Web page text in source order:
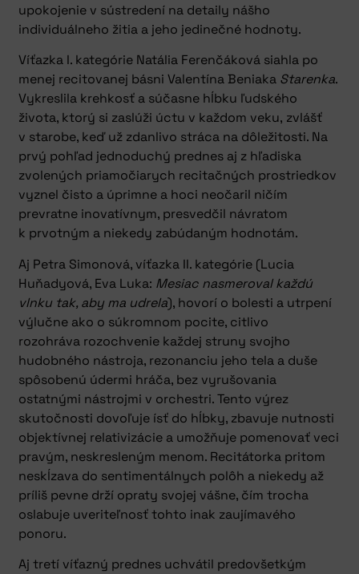
upokojenie v sústredení na detaily nášho
individuálneho žitia a jeho jedinečné hodnoty.
Víťazka I. kategórie Natália Ferenčáková siahla po
menej recitovanej básni Valentína Beniaka Starenka.
Vykreslila krehkosť a súčasne hĺbku ľudského
života, ktorý si zaslúži úctu v každom veku, zvlášť
v starobe, keď už zdanlivo stráca na dôležitosti. Na
prvý pohľad jednoduchý prednes aj z hľadiska
zvolených priamočiarych recitačných prostriedkov
vyznel čisto a úprimne a hoci neočaril ničím
prevratne inovatívnym, presvedčil návratom
k prvotným a niekedy zabúdaným hodnotám.
Aj Petra Simonová, víťazka II. kategórie (Lucia
Huňadyová, Eva Luka: Mesiac nasmeroval každú
vlnku tak, aby ma udrela), hovorí o bolesti a utrpení
výlučne ako o súkromnom pocite, citlivo
rozohráva rozochvenie každej struny svojho
hudobného nástroja, rezonanciu jeho tela a duše
spôsobenú údermi hráča, bez vyrušovania
ostatnými nástrojmi v orchestri. Tento výrez
skutočnosti dovoľuje ísť do hĺbky, zbavuje nutnosti
objektívnej relativizácie a umožňuje pomenovať veci
pravým, neskresleným menom. Recitátorka pritom
neskĺzava do sentimentálnych polôh a niekedy až
príliš pevne drží opraty svojej vášne, čím trocha
oslabuje uveriteľnosť tohto inak zaujímavého
ponoru.
Aj tretí víťazný prednes uchvátil predovšetkým